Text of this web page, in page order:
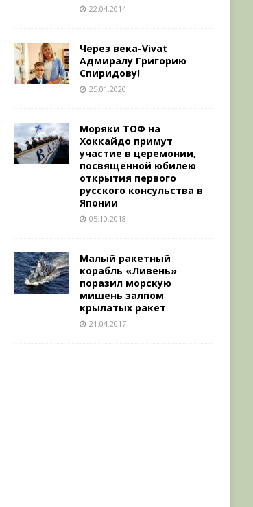
22.04.2014
Через века-Vivat
Адмиралу Григорию
Спиридову!
25.01.2020
Моряки ТОФ на
Хоккайдо примут
участие в церемонии,
посвященной юбилею
открытия первого
русского консульства в
Японии
05.10.2018
Малый ракетный
корабль «Ливень»
поразил морскую
мишень залпом
крылатых ракет
21.04.2017